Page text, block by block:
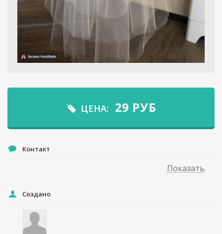
ЦЕНА: 29 РУБ
Контакт
Показать
Создано